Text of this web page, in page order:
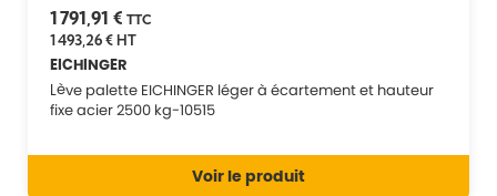
1 791,91 € TTC
1 493,26 €HT
EICHINGER
Lève palette EICHINGER léger à écartement et hauteur
fixe acier 2500 kg-10515
Voir le produit